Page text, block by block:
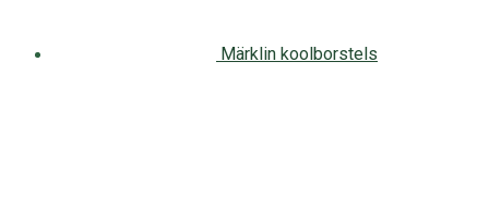
Märklin koolborstels